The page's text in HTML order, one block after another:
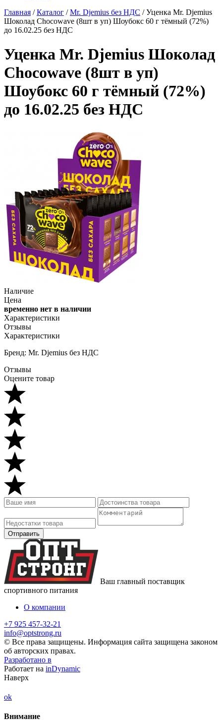
Главная /Каталог /Mr. Djemius без НДС /Уценка Mr. Djemius
Шоколад Chocowave (8шт в уп) Шоубокс 60 г тёмный (72%)
до 16.02.25 без НДС
Уценка Mr. Djemius Шоколад
Chocowave (8шт в уп)
Шоубокс 60 г тёмный (72%)
до 16.02.25 без НДС
Наличие
Цена
временно нет в наличии
Характеристики
Отзывы
Характеристики
Бренд: Mr. Djemius без НДС
Отзывы
Оцените товар
Ваш главный поставщик
спортивного питания
О компании
+7 925 457-32-21
info@optstrong.ru
© Все права защищены. Информация сайта защищена законом
об авторских правах.
Разработано в
Работает на inDynamic
Наверх
ok
Внимание